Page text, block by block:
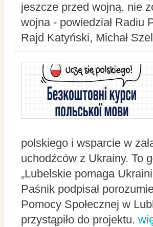
jeszcze przed wojną, nie
wojna - powiedział Radiu
Rajd Katyński, Michał
polskiego i wsparcie w
uchodźców z Ukrainy. To
„Lubelskie pomaga
Paśnik podpisał
Pomocy Społecznej w
przystąpiło do projektu.